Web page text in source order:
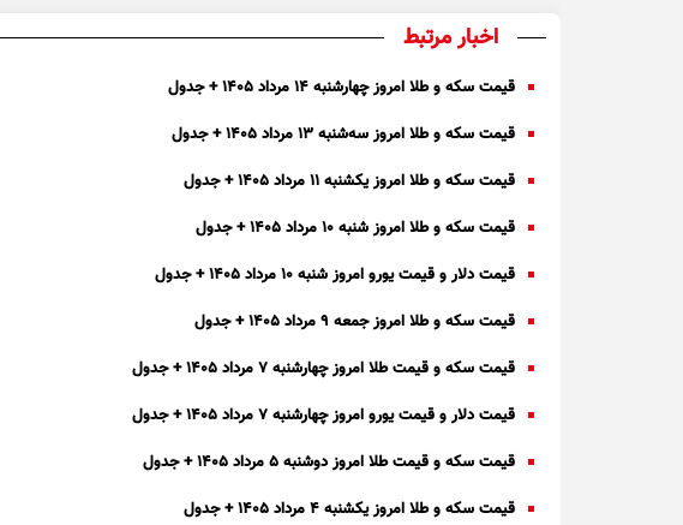
اخبار مرتبط
قیمت سکه و طلا امروز چهارشنبه ۱۴ مرداد ۱۴۰۵ + جدول
قیمت سکه و طلا امروز سه‌شنبه ۱۳ مرداد ۱۴۰۵ + جدول
قیمت سکه و طلا امروز یکشنبه ۱۱ مرداد ۱۴۰۵ + جدول
قیمت سکه و طلا امروز شنبه ۱۰ مرداد ۱۴۰۵ + جدول
قیمت دلار و قیمت یورو امروز شنبه ۱۰ مرداد ۱۴۰۵ + جدول
قیمت سکه و طلا امروز جمعه ۹ مرداد ۱۴۰۵ + جدول
قیمت سکه و قیمت طلا امروز چهارشنبه ۷ مرداد ۱۴۰۵ + جدول
قیمت دلار و قیمت یورو امروز چهارشنبه ۷ مرداد ۱۴۰۵ + جدول
قیمت سکه و قیمت طلا امروز دوشنبه ۵ مرداد ۱۴۰۵ + جدول
قیمت سکه و طلا امروز یکشنبه ۴ مرداد ۱۴۰۵ + جدول